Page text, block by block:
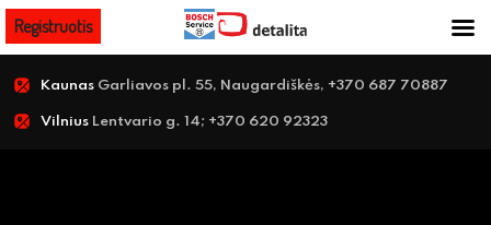
Kaunas Garliavos pl. 55, Naugardiškės, +370 687 70887
Vilnius Lentvario g. 14; +370 620 92323
Registruotis